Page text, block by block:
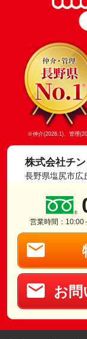
※仲介(2026.1)、管理
株式会社チ
長野県塩尻市広
営業時間：10:00
お問